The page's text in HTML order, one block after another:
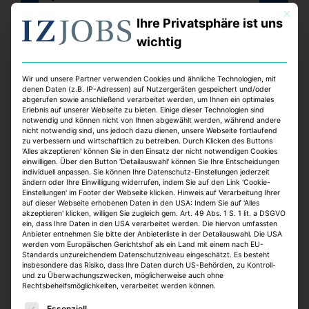
online seit 1 Woche
Technische Projektsteuerung für
den Bereich Sanierung /
Modernisierung von
Wohngebäuden und
Quartiersentwicklung (w/m/d)
Bundesanstalt für Immobilienaufgaben
Hannover, Oldenburg
online seit 1 Woche
Mit
Ihre Privatsphäre ist uns
wichtig
Wir und unsere Partner verwenden Cookies und ähnliche Technologien, mit
denen Daten (z.B. IP-Adressen) auf Nutzergeräten gespeichert und/oder
abgerufen sowie anschließend verarbeitet werden, um Ihnen ein optimales
Erlebnis auf unserer Webseite zu bieten. Einige dieser Technologien sind
notwendig und können nicht von Ihnen abgewählt werden, während andere
nicht notwendig sind, uns jedoch dazu dienen, unsere Webseite fortlaufend
zu verbessern und wirtschaftlich zu betreiben. Durch Klicken des Buttons
'Alles akzeptieren' können Sie in den Einsatz der nicht notwendigen Cookies
einwilligen. Über den Button 'Detailauswahl' können Sie Ihre Entscheidungen
individuell anpassen. Sie können Ihre Datenschutz-Einstellungen jederzeit
ändern oder Ihre Einwilligung widerrufen, indem Sie auf den Link 'Cookie-
Einstellungen' im Footer der Webseite klicken. Hinweis auf Verarbeitung Ihrer
auf dieser Webseite erhobenen Daten in den USA: Indem Sie auf 'Alles
akzeptieren' klicken, willigen Sie zugleich gem. Art. 49 Abs. 1 S. 1 lit. a DSGVO
ein, dass Ihre Daten in den USA verarbeitet werden. Die hiervon umfassten
Anbieter entnehmen Sie bitte der Anbieterliste in der Detailauswahl. Die USA
werden vom Europäischen Gerichtshof als ein Land mit einem nach EU-
Standards unzureichendem Datenschutzniveau eingeschätzt. Es besteht
insbesondere das Risiko, dass Ihre Daten durch US-Behörden, zu Kontroll-
und zu Überwachungszwecken, möglicherweise auch ohne
Rechtsbehelfsmöglichkeiten, verarbeitet werden können.
Es folgt eine Liste der Service-Gruppen, für die eine